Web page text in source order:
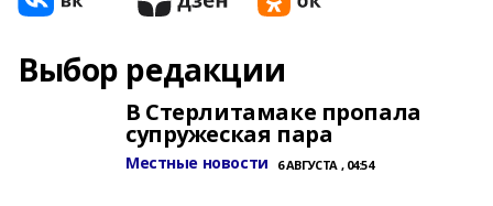
Выбор редакции
В Стерлитамаке пропала
супружеская пара
Местные новости 6 АВГУСТА , 04:54